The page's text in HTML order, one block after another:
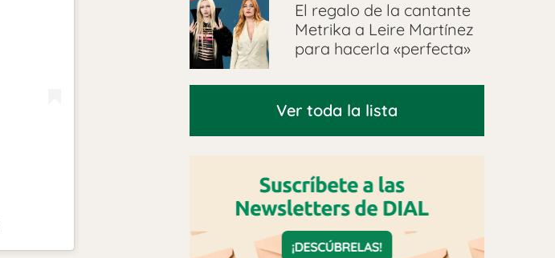
El regalo de la cantante
Metrika a Leire Martínez
para hacerla «perfecta»
Ver toda la lista